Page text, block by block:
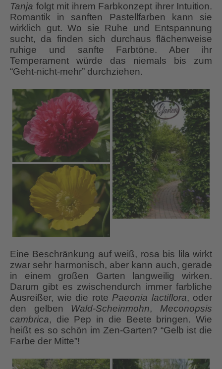
Tanja folgt mit ihrem Farbkonzept ihrer Intuition.
Romantik in sanften Pastellfarben kann sie
wirklich gut. Wo sie Ruhe und Entspannung
sucht, da finden sich durchaus flächenweise
ruhige und sanfte Farbtöne. Aber ihr
Temperament würde das niemals bis zum
“Geht-nicht-mehr” durchziehen.
Eine Beschränkung auf weiß, rosa bis lila wirkt
zwar sehr harmonisch, aber kann auch, gerade
in einem großen Garten langweilig wirken.
Darum gibt es zwischendurch immer farbliche
Ausreißer, wie die rote Paeonia lactiflora, oder
den gelben Wald-Scheinmohn,Meconopsis
cambrica, die Pep in die Beete bringen. Wie
heißt es so schön im Zen-Garten? “Gelb ist die
Farbe der Mitte”!